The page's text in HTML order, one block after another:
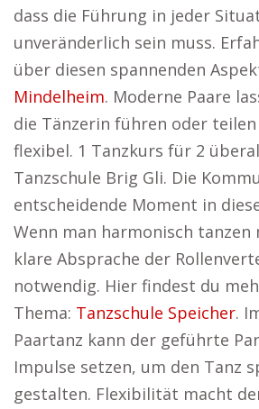
dass die Führung in jeder
unveränderlich sein muss.
über diesen spannenden
Mindelheim. Moderne Paare
die Tänzerin führen oder
flexibel. 1 Tanzkurs für 2
Tanzschule Brig Gli. Die
entscheidende Moment in
Wenn man harmonisch tanzen
klare Absprache der
notwendig. Hier findest du
Thema: Tanzschule Speicher.
Paartanz kann der geführte
Impulse setzen, um den Tanz
gestalten. Flexibilität macht